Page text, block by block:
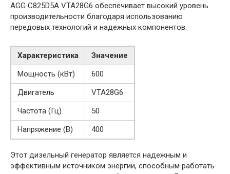
AGG C825D5A VTA28G6 обеспечивает высокий уровень
производительности благодаря использованию
передовых технологий и надежных компонентов.
Характеристика
Значение
Мощность (кВт)
600
Двигатель
VTA28G6
Частота (Гц)
50
Напряжение (В)
400
Этот дизельный генератор является надежным и
эффективным источником энергии, способным работать